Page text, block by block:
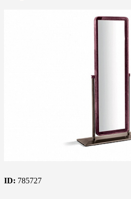
ID: 785727